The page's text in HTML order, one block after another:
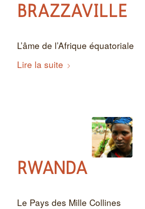
BRAZZAVILLE
L’âme de l’Afrique équatoriale
Lire la suite
RWANDA
Le Pays des Mille Collines